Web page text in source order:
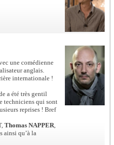
une comédienne
anglais.
internationale !
a été très gentil
techniciens qui sont
reprises ! Bref
Thomas NAPPER
ainsi qu’à la